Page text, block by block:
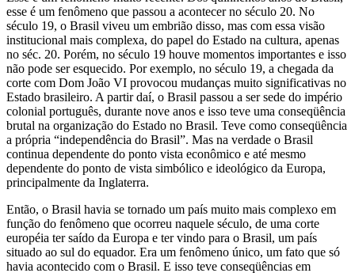
esse é um fenômeno que passou a acontecer no século 20. No
século 19, o Brasil viveu um embrião disso, mas com essa visão
institucional mais complexa, do papel do Estado na cultura, apenas
no séc. 20. Porém, no século 19 houve momentos importantes e isso
não pode ser esquecido. Por exemplo, no século 19, a chegada da
corte com Dom João VI provocou mudanças muito significativas no
Estado brasileiro. A partir daí, o Brasil passou a ser sede do império
colonial português, durante nove anos e isso teve uma conseqüência
brutal na organização do Estado no Brasil. Teve como conseqüência
a própria “independência do Brasil”. Mas na verdade o Brasil
continua dependente do ponto vista econômico e até mesmo
dependente do ponto de vista simbólico e ideológico da Europa,
principalmente da Inglaterra.
Então, o Brasil havia se tornado um país muito mais complexo em
função do fenômeno que ocorreu naquele século, de uma corte
européia ter saído da Europa e ter vindo para o Brasil, um país
situado ao sul do equador. Era um fenômeno único, um fato que só
havia acontecido com o Brasil. E isso teve conseqüências em